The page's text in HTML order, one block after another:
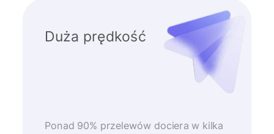
Duża prędkość
Ponad 90% przelewów dociera w kilka